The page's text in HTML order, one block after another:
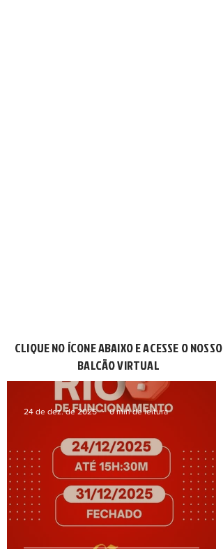
CLIQUE NO ÍCONE ABAIXO E ACESSE O NOSSO
BALCÃO VIRTUAL
24 de dez. de 2025 0 min de leitura